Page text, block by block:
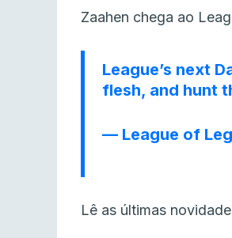
Zaahen chega ao
League’s next
flesh, and hunt
— League of
Lê as últimas